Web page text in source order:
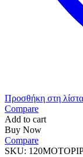
Προσθήκη στη
Compare
Add to cart
Buy Now
Compare
SKU: